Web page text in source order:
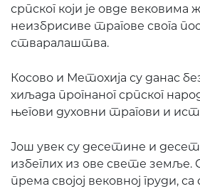
српског који је овде
неизбрисиве трагове свога
стваралаштва.
Косово и Метохија су данас
хиљада прогнаног српског
његови духовни трагови и
Још увек су десетине и
избеглих из ове свете
према својој вековној груди,